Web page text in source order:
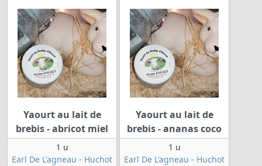
Yaourt au lait de
brebis - abricot miel
1 u
Earl De L'agneau - Huchot
Yaourt au lait de
brebis - ananas coco
1 u
Earl De L'agneau - Huchot